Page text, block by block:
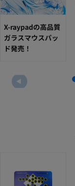
X-raypadの高品質
ガラスマウスパッ
ド発売！